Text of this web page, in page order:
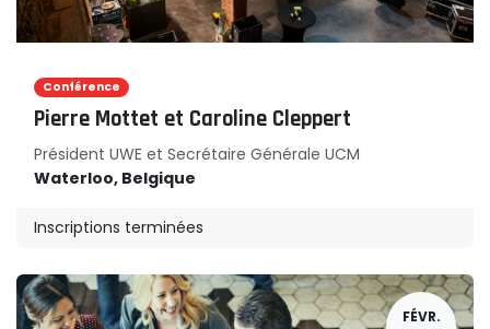
Conférence
Pierre Mottet et Caroline Cleppert
Président UWE et Secrétaire Générale UCM
Waterloo, Belgique
Inscriptions terminées
FÉVR.